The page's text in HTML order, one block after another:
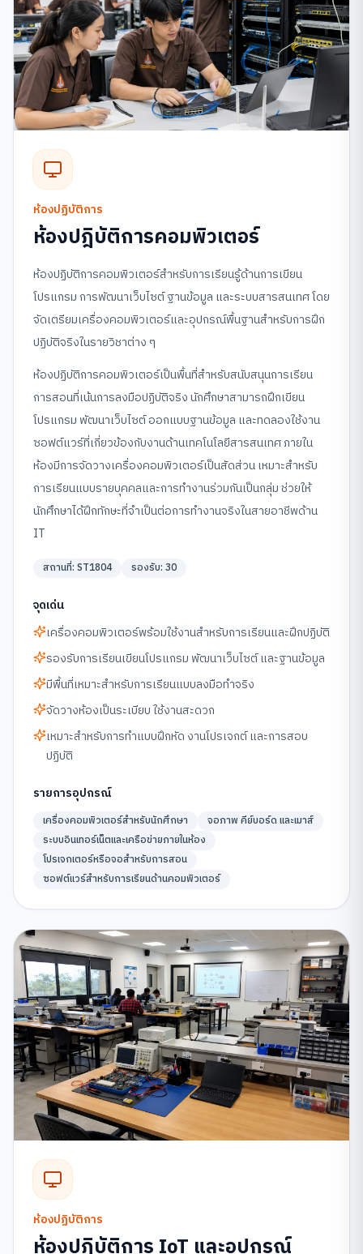
ห้องปฏิบัติการ
ห้องปฎิบัติการคอมพิวเตอร์
ห้องปฏิบัติการคอมพิวเตอร์สำหรับการเรียนรู้ด้านการเขียน
โปรแกรม การพัฒนาเว็บไซต์ ฐานข้อมูล และระบบสารสนเทศ โดย
จัดเตรียมเครื่องคอมพิวเตอร์และอุปกรณ์พื้นฐานสำหรับการฝึก
ปฏิบัติจริงในรายวิชาต่าง ๆ
ห้องปฏิบัติการคอมพิวเตอร์เป็นพื้นที่สำหรับสนับสนุนการเรียน
การสอนที่เน้นการลงมือปฏิบัติจริง นักศึกษาสามารถฝึกเขียน
โปรแกรม พัฒนาเว็บไซต์ ออกแบบฐานข้อมูล และทดลองใช้งาน
ซอฟต์แวร์ที่เกี่ยวข้องกับงานด้านเทคโนโลยีสารสนเทศ ภายใน
ห้องมีการจัดวางเครื่องคอมพิวเตอร์เป็นสัดส่วน เหมาะสำหรับ
การเรียนแบบรายบุคคลและการทำงานร่วมกันเป็นกลุ่ม ช่วยให้
นักศึกษาได้ฝึกทักษะที่จำเป็นต่อการทำงานจริงในสายอาชีพด้าน
IT
สถานที่: ST1804 รองรับ: 30
จุดเด่น
เครื่องคอมพิวเตอร์พร้อมใช้งานสำหรับการเรียนและฝึกปฏิบัติ
รองรับการเรียนเขียนโปรแกรม พัฒนาเว็บไซต์ และฐานข้อมูล
มีพื้นที่เหมาะสำหรับการเรียนแบบลงมือทำจริง
จัดวางห้องเป็นระเบียบ ใช้งานสะดวก
เหมาะสำหรับการทำแบบฝึกหัด งานโปรเจกต์ และการสอบ
ปฏิบัติ
รายการอุปกรณ์
เครื่องคอมพิวเตอร์สำหรับนักศึกษา
จอภาพ คีย์บอร์ด และเมาส์
ระบบอินเทอร์เน็ตและเครือข่ายภายในห้อง
โปรเจกเตอร์หรือจอสำหรับการสอน
ซอฟต์แวร์สำหรับการเรียนด้านคอมพิวเตอร์
ห้องปฏิบัติการ
ห้องปฏิบัติการ IoT และอุปกรณ์